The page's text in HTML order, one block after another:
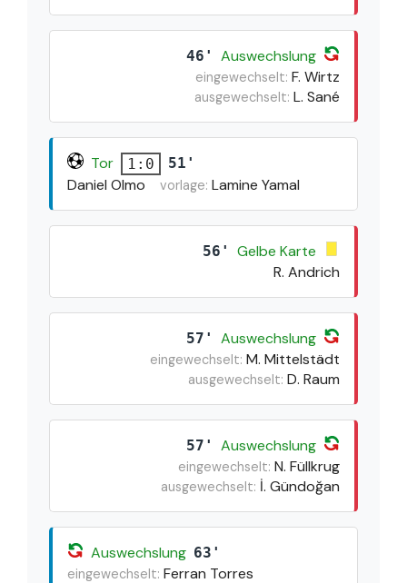
46' Auswechslung
eingewechselt: F. Wirtz
ausgewechselt: L. Sané
Tor 1:0 51'
Daniel Olmo vorlage: Lamine Yamal
56'
Gelbe Karte
R. Andrich
57' Auswechslung
eingewechselt: M. Mittelstädt
ausgewechselt: D. Raum
57' Auswechslung
eingewechselt: N. Füllkrug
ausgewechselt: İ. Gündoğan
Auswechslung 63'
eingewechselt: Ferran Torres